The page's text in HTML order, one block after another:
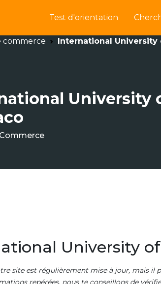
Test d'orientation
commerce International University
University
University
site est régulièrement mise à jour, mais il
repérées, nous te conseillons de